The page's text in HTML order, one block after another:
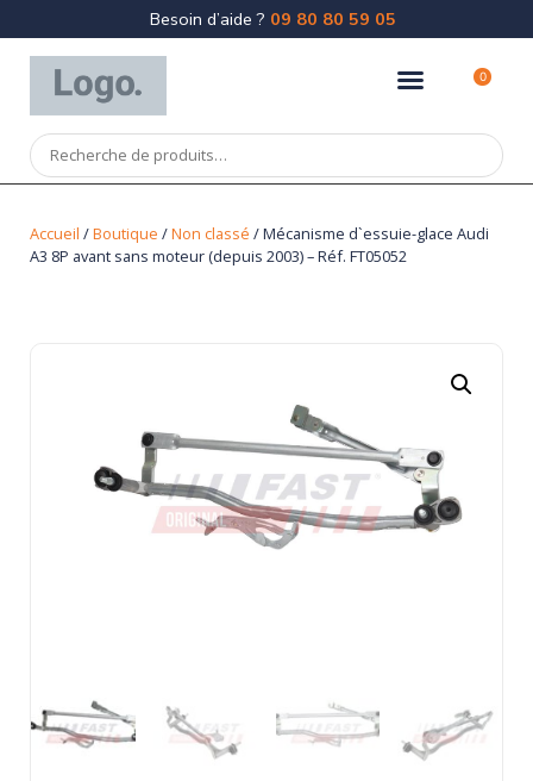
Besoin d’aide ? 09 80 80 59 05
0
Accueil /Boutique /Non classé / Mécanisme d`essuie-glace Audi
A3 8P avant sans moteur (depuis 2003) – Réf. FT05052